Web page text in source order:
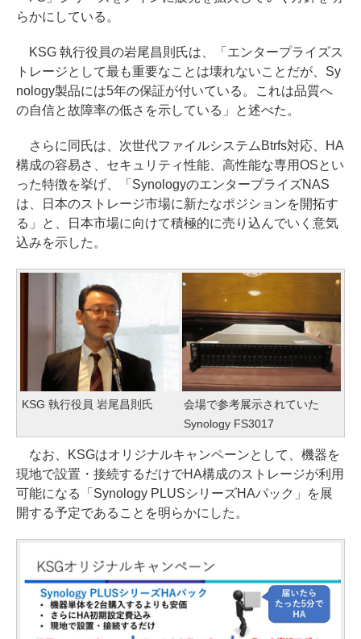
らかにしている。
KSG 執行役員の岩尾昌則氏は、「エンタープライズス
トレージとして最も重要なことは壊れないことだが、Sy
nology製品には5年の保証が付いている。これは品質へ
の自信と故障率の低さを示している」と述べた。
さらに同氏は、次世代ファイルシステムBtrfs対応、HA
構成の容易さ、セキュリティ性能、高性能な専用OSとい
った特徴を挙げ、「SynologyのエンタープライズNAS
は、日本のストレージ市場に新たなポジションを開拓す
る」と、日本市場に向けて積極的に売り込んでいく意気
込みを示した。
KSG 執行役員 岩尾昌則氏
会場で参考展示されていた
Synology FS3017
なお、KSGはオリジナルキャンペーンとして、機器を
現地で設置・接続するだけでHA構成のストレージが利用
可能になる「Synology PLUSシリーズHAパック」を展
開する予定であることを明らかにした。